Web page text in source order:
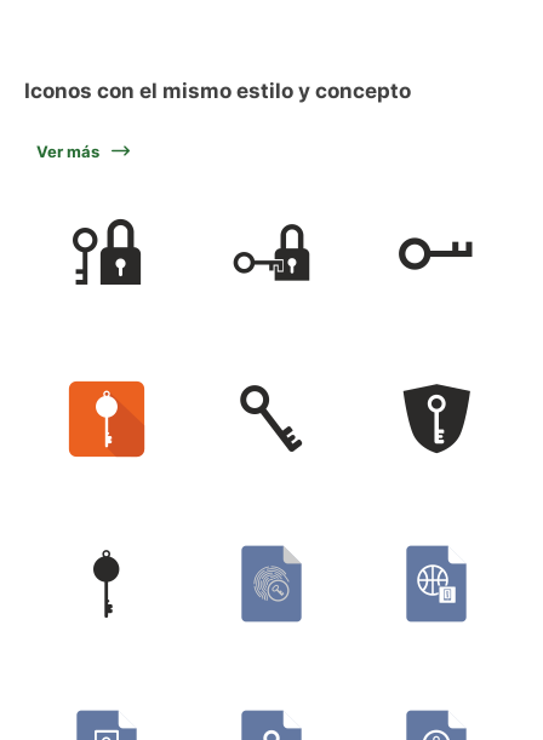
Iconos con el mismo estilo y concepto
Ver más